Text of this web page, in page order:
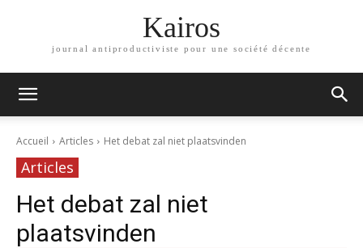
Kairos
journal antiproductiviste pour une société décente
Accueil Articles Het debat zal niet plaatsvinden
Articles
Het debat zal niet
plaatsvinden